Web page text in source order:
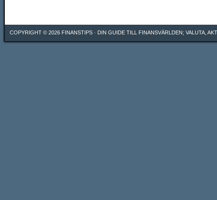
COPYRIGHT © 2026 FINANSTIPS · DIN GUIDE TILL FINANSVÄRLDEN; VALUTA,